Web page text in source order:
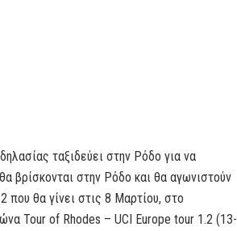
ταξιδεύει στην Ρόδο για να
βρίσκονται στην Ρόδο και θα αγωνιστούν
που θα γίνει στις 8 Μαρτίου, στο
Tour of Rhodes – UCI Europe tour 1.2 (13-